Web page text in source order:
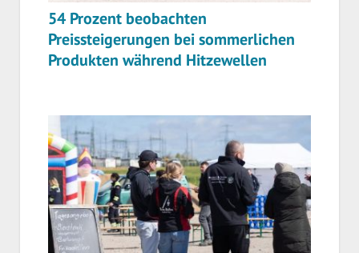
54 Prozent beobachten
Preissteigerungen bei sommerlichen
Produkten während Hitzewellen